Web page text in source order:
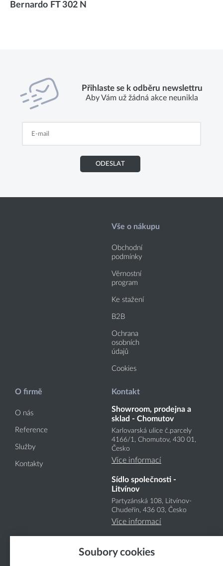
Bernardo FT 302 N
Přihlaste se k odběru newslettru
Aby Vám už žádná akce neunikla
ODESLAT
Vše o nákupu
Obchodní
podmínky
Věrnostní
program
Ke stažení
B2B
Ochrana
osobních
údajů
Cookies
O firmě
O nás
Reference
Služby
Kontakty
Kontakt
Showroom, prodejna a
sklad - Chomutov
Karlovarská ulice č.parcely
4166/1, Chomutov, 430 01,
Česko
Více informací
Sídlo společnosti -
Litvínov
Partyzánská 108, Litvínov-
Chudeřín, 436 03, Česko
Více informací
Soubory cookies